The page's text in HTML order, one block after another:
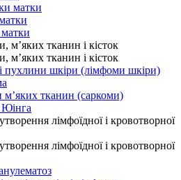
матки
м’яких тканин і кісток
м’яких тканин і кісток
пухлини шкіри (лімфоми шкіри)
тканин (саркоми)
лімфоїдної і кровотворної
лімфоїдної і кровотворної